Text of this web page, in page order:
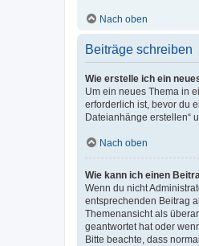
Nach oben
Beiträge schreiben
Wie erstelle ich ein
Um ein neues Thema in
erforderlich ist, bevor du
Dateianhänge erstellen“
Nach oben
Wie kann ich einen
Wenn du nicht
entsprechenden Beitrag
Themenansicht als
geantwortet hat oder
Bitte beachte, dass